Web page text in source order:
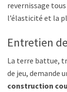
revernissage
l’élasticité et la
Entretien
La terre battue,
de jeu, demande
construction